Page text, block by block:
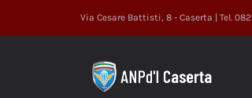
Via Cesare Battisti, 8 - Caserta | Tel.